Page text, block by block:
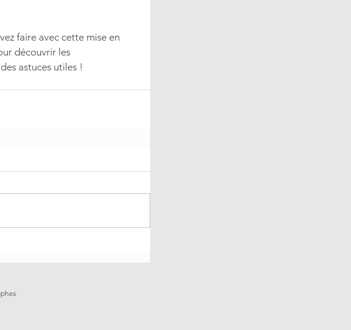
faire avec cette mise en
découvrir les
astuces utiles !